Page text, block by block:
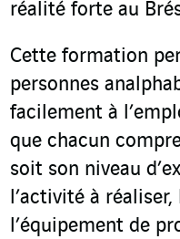
réalité forte au
Cette formation
personnes
facilement à
que chacun
soit son niveau
l’activité à
l’équipement de